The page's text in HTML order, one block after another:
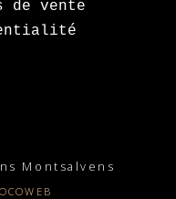
de vente
Montsalvens